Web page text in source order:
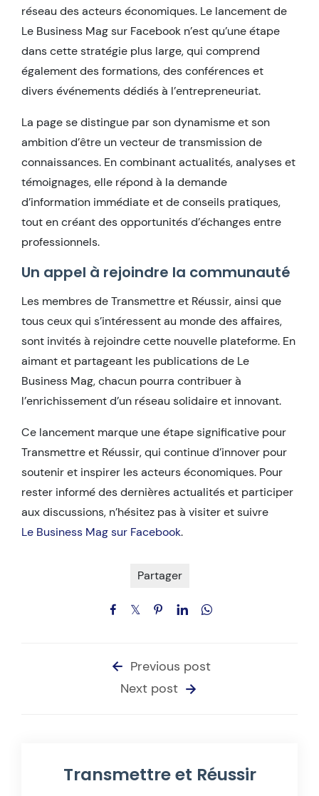
réseau des acteurs économiques. Le lancement de
Le Business Mag sur Facebook n’est qu’une étape
dans cette stratégie plus large, qui comprend
également des formations, des conférences et
divers événements dédiés à l’entrepreneuriat.
La page se distingue par son dynamisme et son
ambition d’être un vecteur de transmission de
connaissances. En combinant actualités, analyses et
témoignages, elle répond à la demande
d’information immédiate et de conseils pratiques,
tout en créant des opportunités d’échanges entre
professionnels.
Un appel à rejoindre la communauté
Les membres de Transmettre et Réussir, ainsi que
tous ceux qui s’intéressent au monde des affaires,
sont invités à rejoindre cette nouvelle plateforme. En
aimant et partageant les publications de Le
Business Mag, chacun pourra contribuer à
l’enrichissement d’un réseau solidaire et innovant.
Ce lancement marque une étape significative pour
Transmettre et Réussir, qui continue d’innover pour
soutenir et inspirer les acteurs économiques. Pour
rester informé des dernières actualités et participer
aux discussions, n’hésitez pas à visiter et suivre
Le Business Mag sur Facebook.
Partager
Previous post
Next post
Transmettre et Réussir